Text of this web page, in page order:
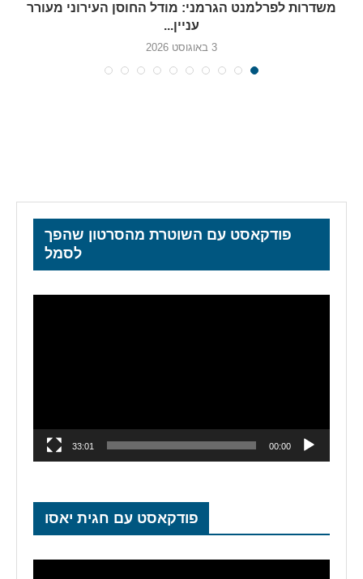
משדרות לפרלמנט הגרמני: מודל החוסן העירוני מעורר
עניין...
3 באוגוסט 2026
פודקאסט עם השוטרת מהסרטון שהפך
לסמל
00:00
33:01
פודקאסט עם חגית יאסו